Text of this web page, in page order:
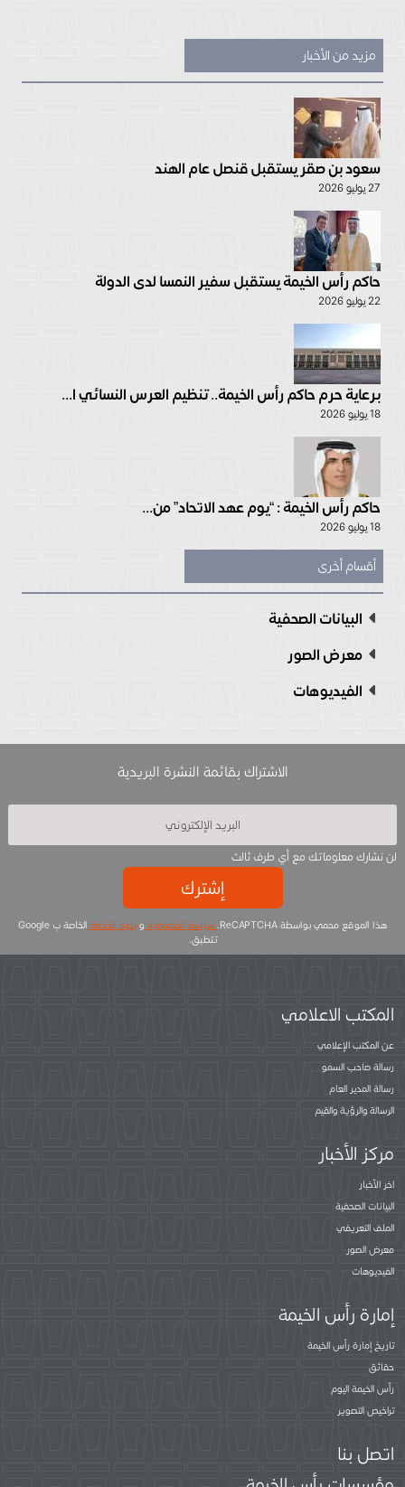
مزيد من الأخبار
سعود بن صقر يستقبل قنصل عام الهند
27 يوليو 2026
حاكم رأس الخيمة يستقبل سفير النمسا لدى الدولة
22 يوليو 2026
برعاية حرم حاكم رأس الخيمة.. تنظيم العرس النسائي ا...
18 يوليو 2026
حاكم رأس الخيمة : “يوم عهد الاتحاد” من...
18 يوليو 2026
أقسام أخرى
البيانات الصحفية
معرض الصور
الفيديوهات
الاشتراك بقائمة النشرة البريدية
لن نشارك معلوماتك مع أي طرف ثالث
إشترك
هذا الموقع محمي بواسطة ReCAPTCHA. سياسة الخصوصية وبنود الخدمة
الخاصة ب Google
تتطبق.
المكتب الاعلامي
عن المكتب الإعلامي
رسالة صاحب السمو
رسالة المدير العام
الرسالة والرؤية والقيم
مركز الأخبار
اخر الأخبار
البيانات الصحفية
الملف التعريفي
معرض الصور
الفيديوهات
إمارة رأس الخيمة
تاريخ إمارة رأس الخيمة
حقائق
رأس الخيمة اليوم
تراخيص التصوير
اتصل بنا